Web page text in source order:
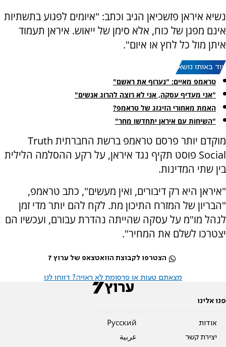
נשיא איראן פזשכיאן הגיב וכתב: "איומים לפגוע בתשתיות
אינם מפגן של כוח, אלא סימן של ייאוש. איראן תעמוד
איתן מול כל לחץ או איום".
עוד באותו נושא:
טראמפ מאיים: "נערוף את ראשם"
"אני מעדיף עסקה, אני לא רוצה להרוג אנשים"
האמת מאחורי הזיגזג של טראמפ?
"השיחות עם איראן יתחדשו מחר"
מוקדם יותר פרסם טראמפ ברשת החברתית Truth
Social פוסט תקיף נגד איראן, על רקע ההסלמה הלילית
בין שתי המדינות.
"איראן היא רק דיבורים, ואין מעשים", כתב טראמפ,
"הבריון של המזרח התיכון מת. לקח להם יותר מדי זמן
לנהל מו"מ על עסקה שהייתה נהדרת עבורם, ועכשיו הם
יצטרכו לשלם את המחיר".
הצטרפו לקבוצת הוואטצאפ של ערוץ 7
מצאתם טעות או פרסומת לא ראויה? דווחו לנו
פנו אלינו
אודות
יצירת קשר
Pусский
عربية